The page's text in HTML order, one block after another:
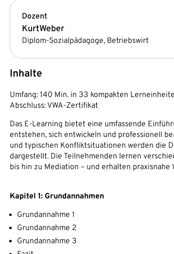
Dozent
KurtWeber
Diplom-Sozialpädagoge, Betriebswirt
Inhalte
Umfang: 140 Min. in 33 kompakten
Abschluss: VWA-Zertifikat
Das E-Learning bietet eine umfassende
entstehen, sich entwickeln und professionell
und typischen Konfliktsituationen werden die
dargestellt. Die Teilnehmenden lernen
bis hin zu Mediation – und erhalten
Kapitel 1: Grundannahmen
Grundannahme 1
Grundannahme 2
Grundannahme 3